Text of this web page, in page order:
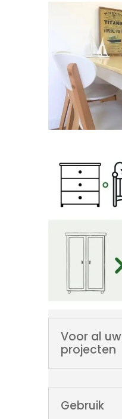
Voor al uw
projecten
Gebruik